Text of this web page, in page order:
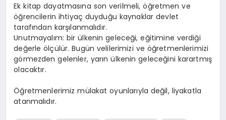
Ek kitap dayatmasına son verilmeli, öğretmen ve
öğrencilerin ihtiyaç duyduğu kaynaklar devlet
tarafından karşılanmalıdır.
Unutmayalım: bir ülkenin geleceği, eğitimine verdiği
değerle ölçülür. Bugün velilerimizi ve öğretmenlerimizi
görmezden gelenler, yarın ülkenin geleceğini karartmış
olacaktır.
Öğretmenlerimiz mülakat oyunlarıyla değil, liyakatla
atanmalıdır.